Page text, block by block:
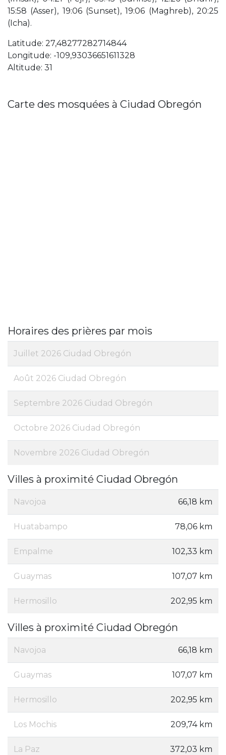
15:58 (Asser), 19:06 (Sunset), 19:06 (Maghreb), 20:25
(Icha).
Latitude: 27,48277282714844
Longitude: -109,93036651611328
Altitude: 31
Carte des mosquées à Ciudad Obregón
Horaires des prières par mois
Juillet 2026 Ciudad Obregón
Août 2026 Ciudad Obregón
Septembre 2026 Ciudad Obregón
Octobre 2026 Ciudad Obregón
Novembre 2026 Ciudad Obregón
Villes à proximité Ciudad Obregón
Navojoa 66,18 km
Huatabampo 78,06 km
Empalme 102,33 km
Guaymas 107,07 km
Hermosillo 202,95 km
Villes à proximité Ciudad Obregón
Navojoa 66,18 km
Guaymas 107,07 km
Hermosillo 202,95 km
Los Mochis 209,74 km
La Paz 372,03 km